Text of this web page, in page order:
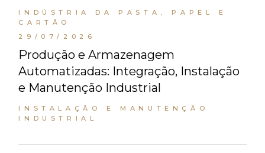
INDÚSTRIA DA PASTA, PAPEL E
CARTÃO
29/07/2026
Produção e Armazenagem
Automatizadas: Integração, Instalação
e Manutenção Industrial
INSTALAÇÃO E MANUTENÇÃO
INDUSTRIAL